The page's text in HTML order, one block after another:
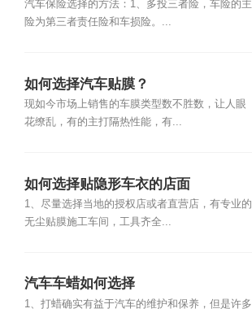
汽车保险选择的方法：1、多投三者险，车险的主
险为第三者责任险和车损险。...
如何选择汽车贴膜？
现如今市场上销售的车膜类型数不胜数，让人眼
花缭乱，有的主打隔热性能，有...
如何选择贴隐形车衣的店面
1、尽量选择当地的授权店或者直营店，有专业的
无尘贴膜施工车间，工具齐全...
汽车车蜡如何选择
1、打蜡确实有益于汽车的维护和保养，但是许多